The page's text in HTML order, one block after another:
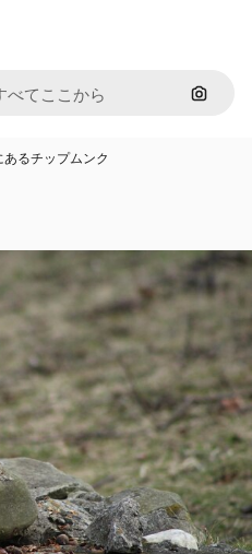
画像で
るチップムンク